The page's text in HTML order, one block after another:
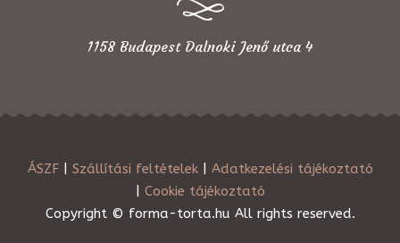
1158 Budapest Dalnoki Jenő utca 4
ÁSZF| Szállítási feltételek| Adatkezelési tájékoztató
Cookie tájékoztató
Copyright © forma-torta.hu All rights reserved.